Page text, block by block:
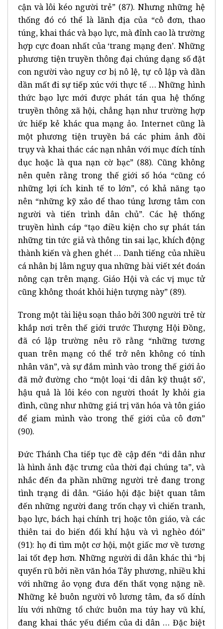
cận và lôi kéo người trẻ” (87). Nhưng những hệ
thống đó có thể là lãnh địa của “cô đơn, thao
túng, khai thác và bạo lực, mà đỉnh cao là trường
hợp cực đoan nhất của ‘trang mạng đen’. Những
phương tiện truyền thông đại chúng dạng số đặt
con người vào nguy cơ bị nô lệ, tự cô lập và dần
dần mất đi sự tiếp xúc với thực tế … Những hình
thức bạo lực mới được phát tán qua hệ thống
truyền thông xã hội, chẳng hạn như trường hợp
ức hiếp kẻ khác qua mạng ảo. Internet cũng là
một phương tiện truyền bá các phim ảnh đồi
trụy và khai thác các nạn nhân với mục đích tính
dục hoặc là qua nạn cờ bạc” (88). Cũng không
nên quên rằng trong thế giới số hóa “cũng có
những lợi ích kinh tế to lớn”, có khả năng tạo
nên “những kỹ xảo để thao túng lương tâm con
người và tiến trình dân chủ”. Các hệ thống
truyền hình cáp “tạo điều kiện cho sự phát tán
những tin tức giả và thông tin sai lạc, khích động
thành kiến và ghen ghét … Danh tiếng của nhiều
cá nhân bị lâm nguy qua những bài viết xét đoán
nông cạn trên mạng. Giáo Hội và các vị mục tử
cũng không thoát khỏi hiện tượng này” (89).
Trong một tài liệu soạn thảo bởi 300 người trẻ từ
khắp nơi trên thế giới trước Thượng Hội Đồng,
đã có lập trường nêu rõ rằng “những tương
quan trên mạng có thể trở nên không có tính
nhân văn”, và sự đắm mình vào trong thế giới ảo
đã mở đường cho “một loại ‘di dân kỹ thuật số’,
hậu quả là lôi kéo con người thoát ly khỏi gia
đình, cũng như những giá trị văn hóa và tôn giáo
để giam mình vào trong thế giới của cô đơn”
(90).
Đức Thánh Cha tiếp tục đề cập đến “di dân như
là hình ảnh đặc trưng của thời đại chúng ta”, và
nhắc đến đa phần những người trẻ đang trong
tình trạng di dân. “Giáo hội đặc biệt quan tâm
đến những người đang trốn chạy vì chiến tranh,
bạo lực, bách hại chính trị hoặc tôn giáo, và các
thiên tai do biến đổi khí hậu và vì nghèo đói”
(91): họ đi tìm một cơ hội, một giấc mơ về tương
lai tốt đẹp hơn. Những người di dân khác thì “bị
quyến rũ bởi nền văn hóa Tây phương, nhiều khi
với những ảo vọng đưa đến thất vọng nặng nề.
Những kẻ buôn người vô lương tâm, đa số dính
líu với những tổ chức buôn ma túy hay vũ khí,
đang khai thác yếu điểm của di dân … Đặc biệt